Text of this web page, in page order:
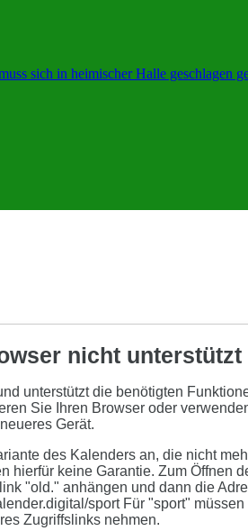
sich in heimischer Halle geschlagen